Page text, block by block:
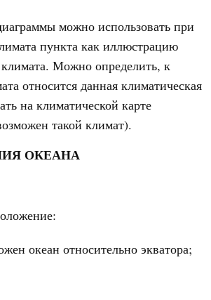
можно использовать при
пункта как иллюстрацию
Можно определить, к
относится данная климатическая
на климатической карте
такой климат).
ОКЕАНА
океан относительно экватора;